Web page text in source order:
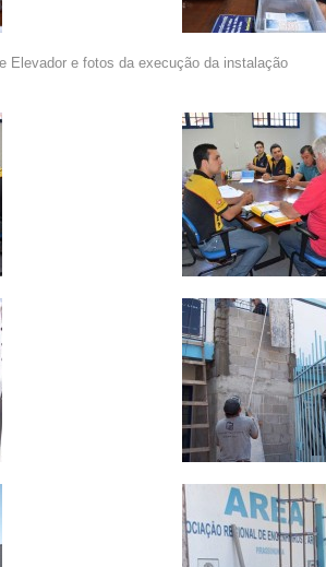
Elevador e fotos da execução da instalação